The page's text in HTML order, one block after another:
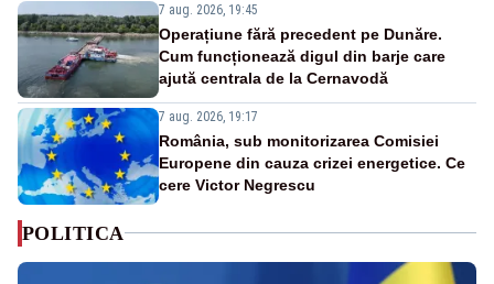
7 aug. 2026, 19:45
Operațiune fără precedent pe Dunăre.
Cum funcționează digul din barje care
ajută centrala de la Cernavodă
7 aug. 2026, 19:17
România, sub monitorizarea Comisiei
Europene din cauza crizei energetice. Ce
cere Victor Negrescu
POLITICA